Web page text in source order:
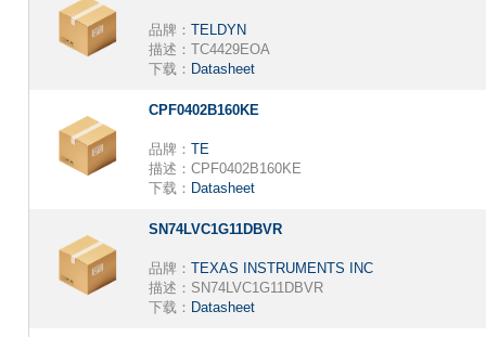
品牌： TELDYN
描述： TC4429EOA
下载： Datasheet
CPF0402B160KE
品牌： TE
描述： CPF0402B160KE
下载： Datasheet
SN74LVC1G11DBVR
品牌： TEXAS INSTRUMENTS INC
描述： SN74LVC1G11DBVR
下载： Datasheet